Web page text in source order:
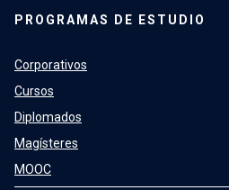
PROGRAMAS DE ESTUDIO
Corporativos
Cursos
Diplomados
Magísteres
MOOC